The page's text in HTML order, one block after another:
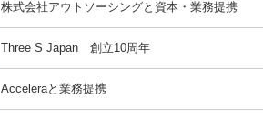
株式会社アウトソーシングと資本・業務提携
Three S Japan 創立10周年
Acceleraと業務提携